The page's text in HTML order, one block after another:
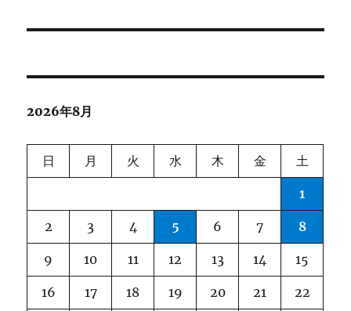
ゲ
ー
シ
ョ
ン
2026年8月
日 月 火 水 木 金 土
1
2 3 4 5 6 7 8
9 10 11 12 13 14 15
16 17 18 19 20 21 22